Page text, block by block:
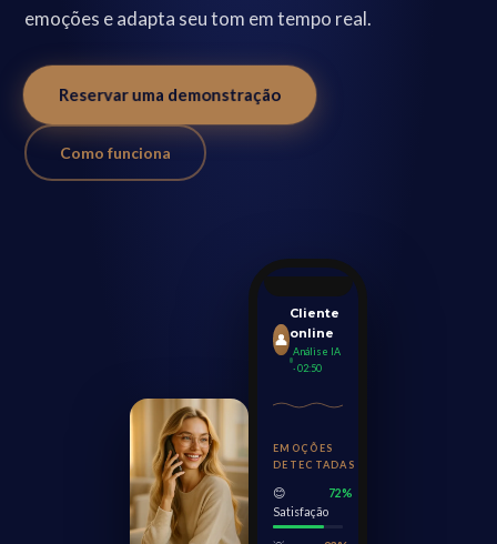
emoções e adapta seu tom em tempo real.
Reservar uma demonstração
Como funciona
👤
Cliente
online
Análise IA
· 02:50
EMOÇÕES
DETECTADAS
😊
Satisfação
72%